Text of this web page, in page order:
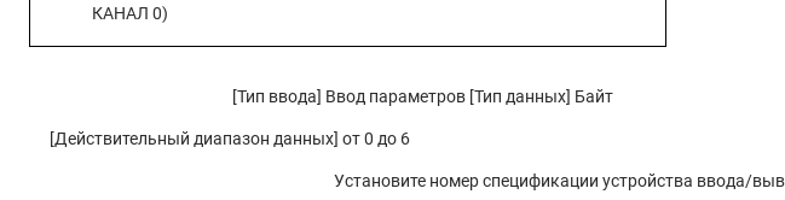
КАНАЛ 0)
[Тип ввода] Ввод параметров [Тип данных] Байт
[Действительный диапазон данных] от 0 до 6
Установите номер спецификации устройства ввода/